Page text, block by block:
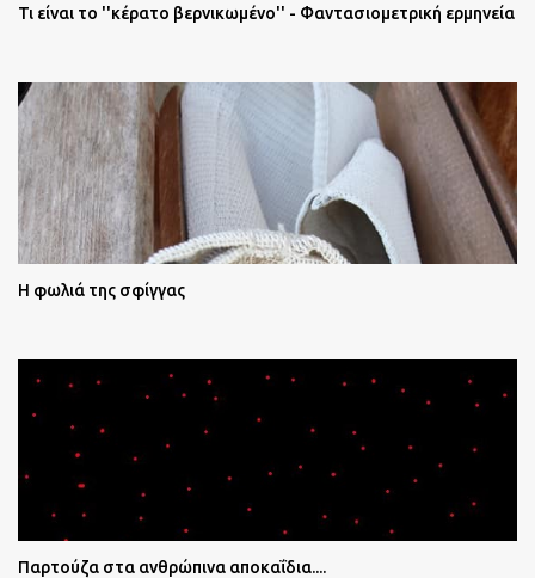
Τι είναι το ''κέρατο βερνικωμένο'' - Φαντασιομετρική ερμηνεία
Η φωλιά της σφίγγας
Παρτούζα στα ανθρώπινα αποκαΐδια....